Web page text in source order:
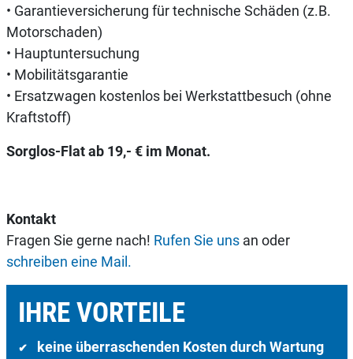
• Garantieversicherung für technische Schäden (z.B.
Motorschaden)
• Hauptuntersuchung
• Mobilitätsgarantie
• Ersatzwagen kostenlos bei Werkstattbesuch (ohne
Kraftstoff)
Sorglos-Flat ab 19,- € im Monat.
Kontakt
Fragen Sie gerne nach! Rufen Sie unsan oder
schreiben eine Mail.
IHRE VORTEILE
✔ keine überraschenden Kosten durch Wartung